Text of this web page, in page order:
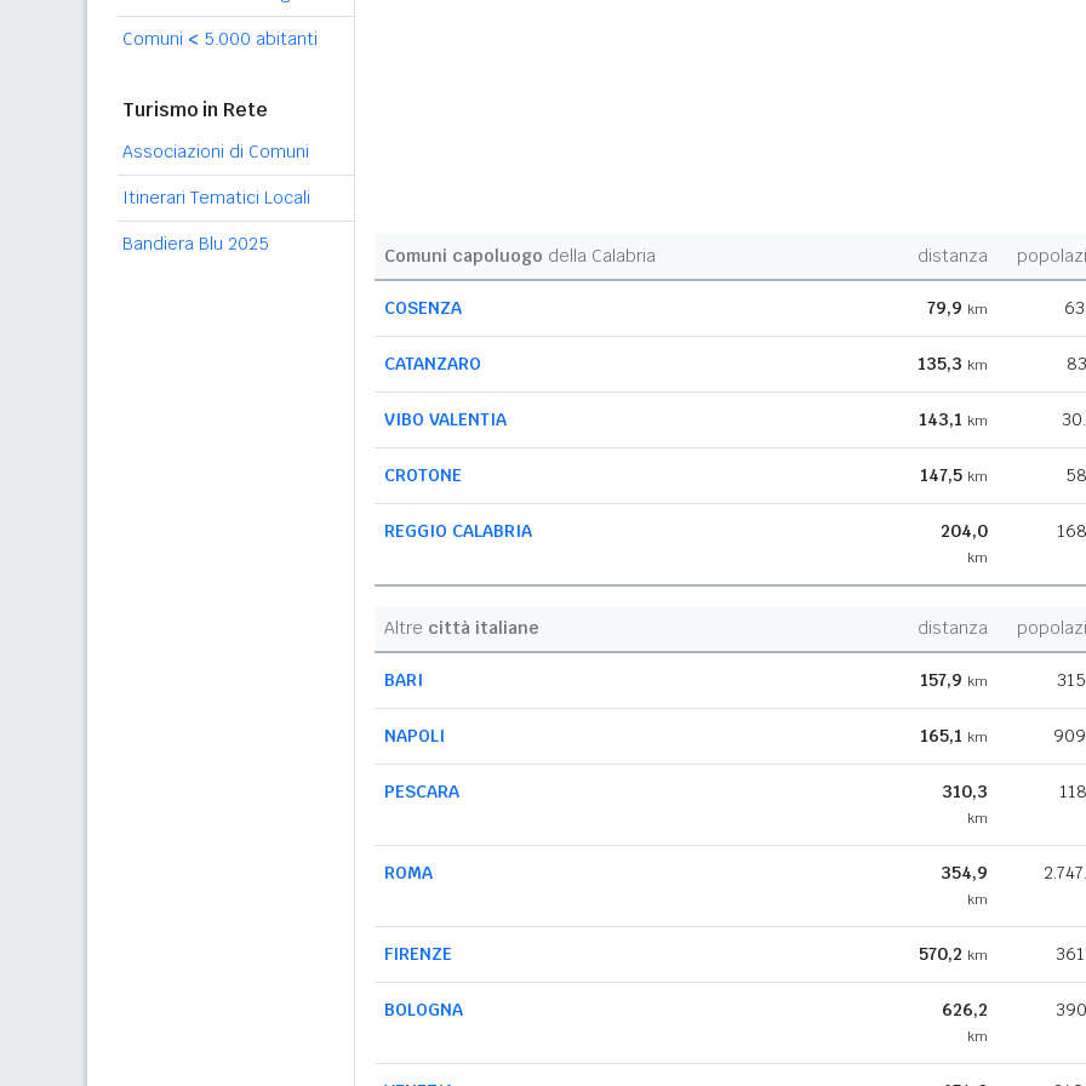
Comuni < 5.000 abitanti
Turismo in Rete
Associazioni di Comuni
Itinerari Tematici Locali
Bandiera Blu 2025
Comuni capoluogo della Calabria distanza
COSENZA 79,9 km
CATANZARO 135,3 km
VIBO VALENTIA 143,1 km
CROTONE 147,5 km
REGGIO CALABRIA 204,0
km
Altre città italiane distanza
BARI 157,9 km
NAPOLI 165,1 km
PESCARA 310,3
km
ROMA 354,9
km
FIRENZE 570,2 km
BOLOGNA 626,2
km